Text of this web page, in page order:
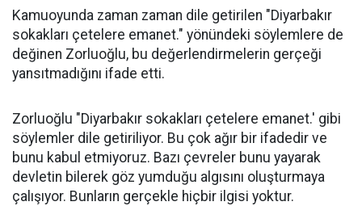
Kamuoyunda zaman zaman dile getirilen "Diyarbakır
sokakları çetelere emanet." yönündeki söylemlere de
değinen Zorluoğlu, bu değerlendirmelerin gerçeği
yansıtmadığını ifade etti.
Zorluoğlu "Diyarbakır sokakları çetelere emanet.' gibi
söylemler dile getiriliyor. Bu çok ağır bir ifadedir ve
bunu kabul etmiyoruz. Bazı çevreler bunu yayarak
devletin bilerek göz yumduğu algısını oluşturmaya
çalışıyor. Bunların gerçekle hiçbir ilgisi yoktur.